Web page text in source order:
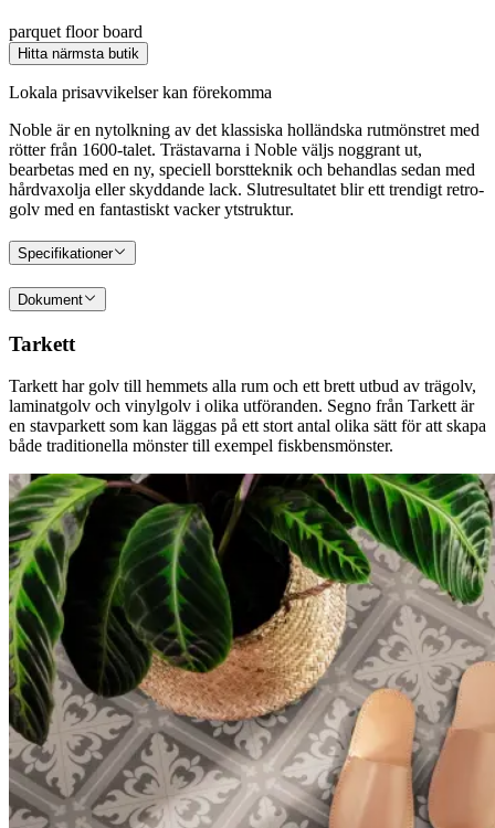
parquet floor board
Hitta närmsta butik
Lokala prisavvikelser kan förekomma
Noble är en nytolkning av det klassiska holländska rutmönstret med
rötter från 1600-talet. Trästavarna i Noble väljs noggrant ut,
bearbetas med en ny, speciell borstteknik och behandlas sedan med
hårdvaxolja eller skyddande lack. Slutresultatet blir ett trendigt retro-
golv med en fantastiskt vacker ytstruktur.
Specifikationer
Dokument
Tarkett
Tarkett har golv till hemmets alla rum och ett brett utbud av trägolv,
laminatgolv och vinylgolv i olika utföranden. Segno från Tarkett är
en stavparkett som kan läggas på ett stort antal olika sätt för att skapa
både traditionella mönster till exempel fiskbensmönster.